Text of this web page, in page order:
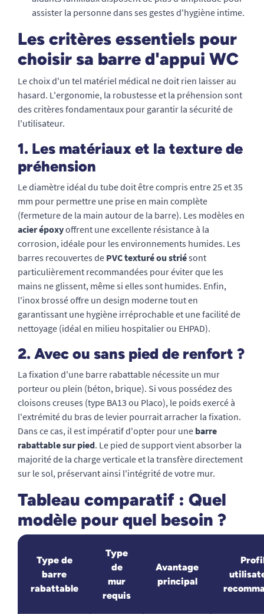
assister la personne dans ses gestes d'hygiène intime.
Les critères essentiels pour
choisir sa barre d'appui WC
Le choix d'un tel matériel médical ne doit rien laisser au
hasard. L'ergonomie, la robustesse et la préhension sont
des critères fondamentaux pour garantir la sécurité de
l'utilisateur.
1. Les matériaux et la texture de
préhension
Le diamètre idéal du tube doit être compris entre 25 et 35
mm pour permettre une prise en main complète
(fermeture de la main autour de la barre). Les modèles en
acier époxyoffrent une excellente résistance à la
corrosion, idéale pour les environnements humides. Les
barres recouvertes de PVC texturé ou striésont
particulièrement recommandées pour éviter que les
mains ne glissent, même si elles sont humides. Enfin,
l'inox brossé offre un design moderne tout en
garantissant une hygiène irréprochable et une facilité de
nettoyage (idéal en milieu hospitalier ou EHPAD).
2. Avec ou sans pied de renfort ?
La fixation d'une barre rabattable nécessite un mur
porteur ou plein (béton, brique). Si vous possédez des
cloisons creuses (type BA13 ou Placo), le poids exercé à
l'extrémité du bras de levier pourrait arracher la fixation.
Dans ce cas, il est impératif d'opter pour une barre
rabattable sur pied. Le pied de support vient absorber la
majorité de la charge verticale et la transfère directement
sur le sol, préservant ainsi l'intégrité de votre mur.
Tableau comparatif : Quel
modèle pour quel besoin ?
Type de
barre
rabattable
Type
de
mur
requis
Avantage
principal